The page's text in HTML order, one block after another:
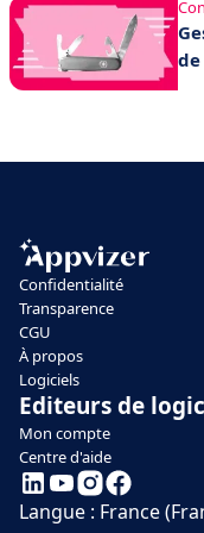
Confidentialité
Transparence
CGU
À propos
Logiciels
Editeurs de
Mon compte
Centre d'aide
Langue : France